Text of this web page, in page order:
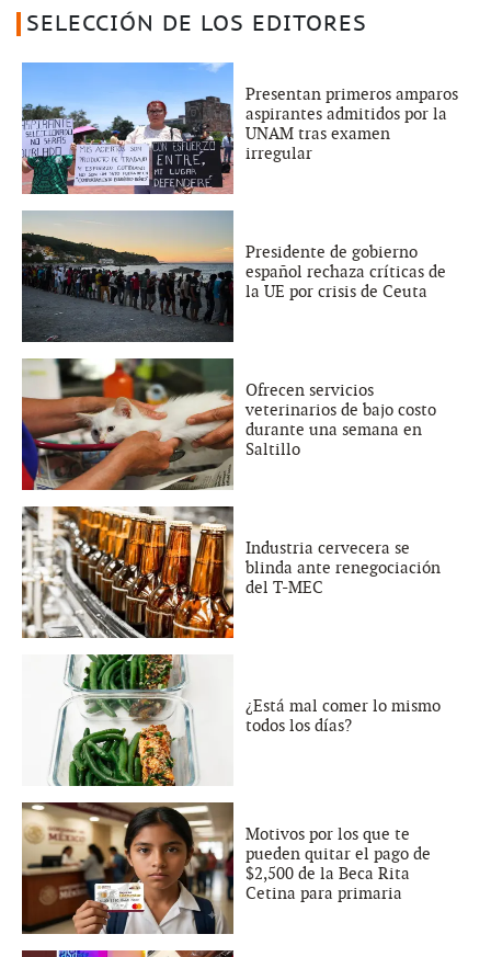
SELECCIÓN DE LOS EDITORES
Presentan primeros amparos
aspirantes admitidos por la
UNAM tras examen
irregular
Presidente de gobierno
español rechaza críticas de
la UE por crisis de Ceuta
Ofrecen servicios
veterinarios de bajo costo
durante una semana en
Saltillo
Industria cervecera se
blinda ante renegociación
del T-MEC
¿Está mal comer lo mismo
todos los días?
Motivos por los que te
pueden quitar el pago de
$2,500 de la Beca Rita
Cetina para primaria